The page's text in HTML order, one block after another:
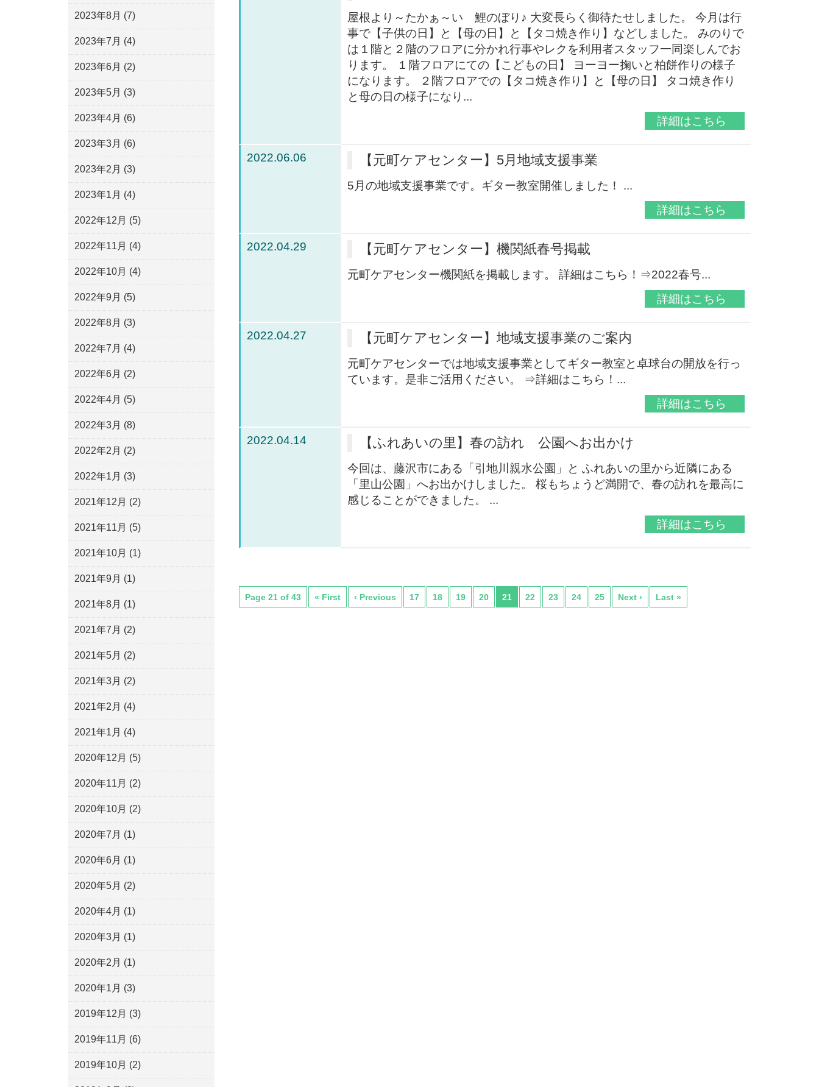
2023年8月 (7)
2023年7月 (4)
2023年6月 (2)
2023年5月 (3)
2023年4月 (6)
2023年3月 (6)
2023年2月 (3)
2023年1月 (4)
2022年12月 (5)
2022年11月 (4)
2022年10月 (4)
2022年9月 (5)
2022年8月 (3)
2022年7月 (4)
2022年6月 (2)
2022年4月 (5)
2022年3月 (8)
2022年2月 (2)
2022年1月 (3)
2021年12月 (2)
2021年11月 (5)
2021年10月 (1)
2021年9月 (1)
2021年8月 (1)
2021年7月 (2)
2021年5月 (2)
2021年3月 (2)
2021年2月 (4)
2021年1月 (4)
2020年12月 (5)
2020年11月 (2)
2020年10月 (2)
2020年7月 (1)
2020年6月 (1)
2020年5月 (2)
2020年4月 (1)
2020年3月 (1)
2020年2月 (1)
2020年1月 (3)
2019年12月 (3)
2019年11月 (6)
2019年10月 (2)
屋根より～たかぁ～い 鯉のぼり♪ 大変長らく御待たせしました。 今月は行
事で【子供の日】と【母の日】と【タコ焼き作り】などしました。 みのりで
は１階と２階のフロアに分かれ行事やレクを利用者スタッフ一同楽しんでお
ります。 １階フロアにての【こどもの日】 ヨーヨー掬いと柏餅作りの様子
になります。 ２階フロアでの【タコ焼き作り】と【母の日】 タコ焼き作り
と母の日の様子になり...
詳細はこちら
2022.06.06 【元町ケアセンター】5月地域支援事業
5月の地域支援事業です。ギター教室開催しました！ ...
詳細はこちら
2022.04.29 【元町ケアセンター】機関紙春号掲載
元町ケアセンター機関紙を掲載します。 詳細はこちら！⇒2022春号...
詳細はこちら
2022.04.27 【元町ケアセンター】地域支援事業のご案内
元町ケアセンターでは地域支援事業としてギター教室と卓球台の開放を行っ
ています。是非ご活用ください。 ⇒詳細はこちら！...
詳細はこちら
2022.04.14 【ふれあいの里】春の訪れ 公園へお出かけ
今回は、藤沢市にある「引地川親水公園」と ふれあいの里から近隣にある
「里山公園」へお出かけしました。 桜もちょうど満開で、春の訪れを最高に
感じることができました。 ...
詳細はこちら
Page 21 of 43 « First ‹ Previous 17 18 19 20 21 22 23 24 25 Next › Last »